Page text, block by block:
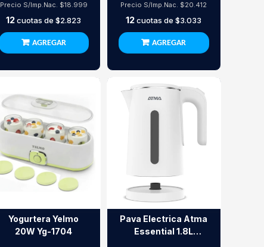
Precio S/Imp.Nac. $18.999
12cuotas de$2.823
AGREGAR
Precio S/Imp.Nac. $20.412
12cuotas de$3.033
AGREGAR
Yogurtera Yelmo
20W Yg-1704
Pava Electrica Atma
Essential 1.8L